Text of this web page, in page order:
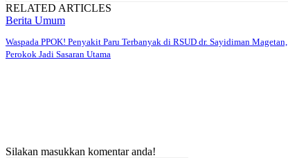
RELATED ARTICLES
Berita Umum
Waspada PPOK! Penyakit Paru Terbanyak di RSUD dr. Sayidiman Magetan,
Perokok Jadi Sasaran Utama
Silakan masukkan komentar anda!